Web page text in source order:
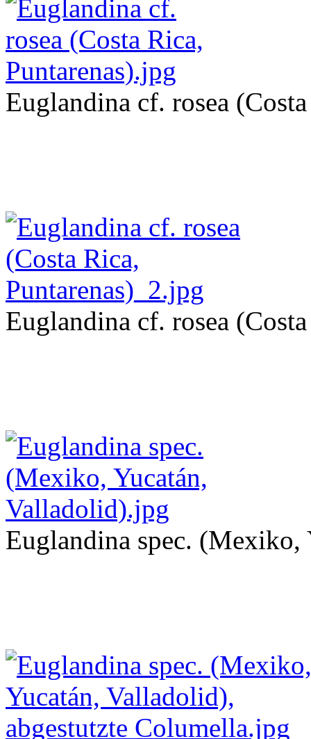
Euglandina cf. rosea
Euglandina cf. rosea
Euglandina spec. (Mexiko,